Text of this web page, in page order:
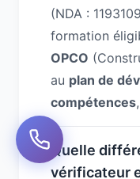
(NDA :
formation
OPCO
au plan de
compétences
Quelle
vérificateur